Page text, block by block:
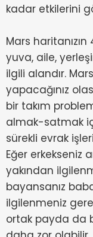
kadar etkilerini
Mars
yuva, aile,
ilgili alandır.
yapacağınız
bir takım
almak-satmak
sürekli evrak
Eğer erkekseniz
yakından
bayansanız
ilgilenmeniz
ortak payda da